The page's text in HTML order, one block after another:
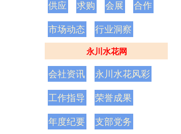
供应 求购 会展 合作
市场动态 行业洞察
永川水花网
会社资讯 永川水花风彩
工作指导 荣誉成果
年度纪要 支部党务